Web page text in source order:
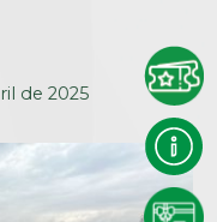
de 2025